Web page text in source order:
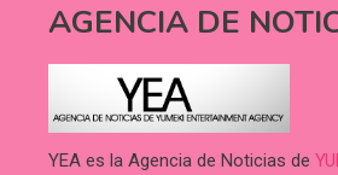
AGENCIA DE
YEA es la Agencia de Noticias de